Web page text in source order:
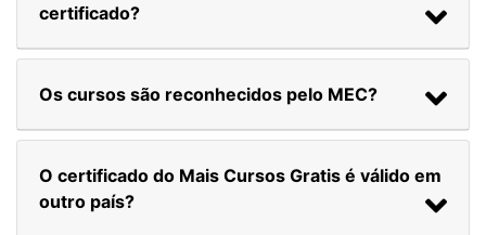
certificado?
Os cursos são reconhecidos pelo MEC?
O certificado do Mais Cursos Gratis é válido em
outro país?